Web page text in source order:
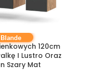
Blande
120cm
I Lustro Oraz
Szary Mat